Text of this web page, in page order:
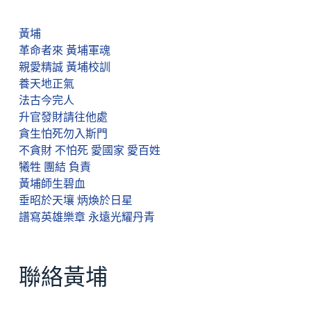
黃埔
革命者來 黃埔軍魂
親愛精誠 黃埔校訓
養天地正氣
法古今完人
升官發財請往他處
貪生怕死勿入斯門
不貪財 不怕死 愛國家 愛百姓
犧牲 團結 負責
黃埔師生碧血
垂昭於天壤 炳煥於日星
譜寫英雄樂章 永遠光耀丹青
聯絡黃埔